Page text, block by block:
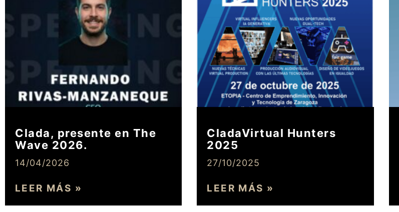
Clada, presente en The
Wave 2026.
14/04/2026
LEER MÁS »
CladaVirtual Hunters
2025
27/10/2025
LEER MÁS »